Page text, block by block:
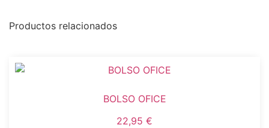
Productos relacionados
BOLSO OFICE
22,95 €